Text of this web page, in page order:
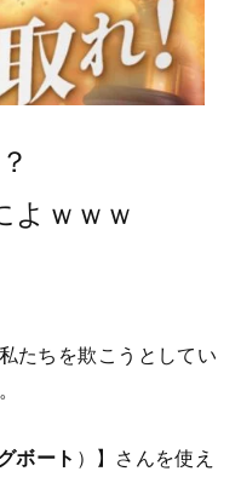
よｗｗｗ
たちを欺こうとしてい
ボート ）】さんを使え